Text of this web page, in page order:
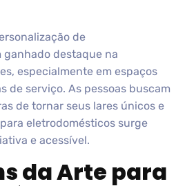
de
destaque na
especialmente em espaços
de serviço. As pessoas buscam
de tornar seus lares únicos e
eletrodomésticos surge
e acessível.
da Arte para